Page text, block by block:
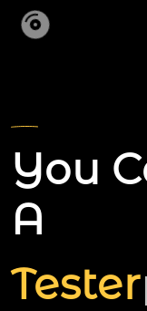
You
A
Tester|